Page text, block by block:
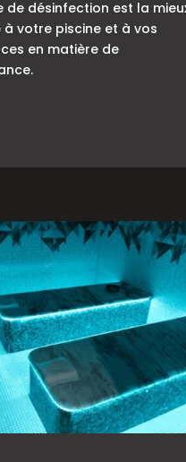
de désinfection est la
votre piscine et à vos
en matière de